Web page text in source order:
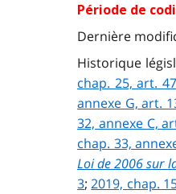
Période de
Dernière
Historique
chap. 25, art. 47
annexe G, art.
32, annexe C,
chap. 33,
Loi de 2006 sur
3;2019, chap.